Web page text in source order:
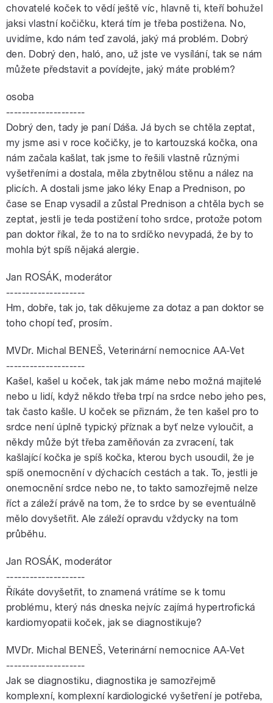
chovatelé koček to vědí ještě víc, hlavně ti, kteří bohužel
jaksi vlastní kočičku, která tím je třeba postižena. No,
uvidíme, kdo nám teď zavolá, jaký má problém. Dobrý
den. Dobrý den, haló, ano, už jste ve vysílání, tak se nám
můžete představit a povídejte, jaký máte problém?
osoba
--------------------
Dobrý den, tady je paní Dáša. Já bych se chtěla zeptat,
my jsme asi v roce kočičky, je to kartouzská kočka, ona
nám začala kašlat, tak jsme to řešili vlastně různými
vyšetřeními a dostala, měla zbytnělou stěnu a nález na
plicích. A dostali jsme jako léky Enap a Prednison, po
čase se Enap vysadil a zůstal Prednison a chtěla bych se
zeptat, jestli je teda postižení toho srdce, protože potom
pan doktor říkal, že to na to srdíčko nevypadá, že by to
mohla být spíš nějaká alergie.
Jan ROSÁK, moderátor
--------------------
Hm, dobře, tak jo, tak děkujeme za dotaz a pan doktor se
toho chopí teď, prosím.
MVDr. Michal BENEŠ, Veterinární nemocnice AA-Vet
--------------------
Kašel, kašel u koček, tak jak máme nebo možná majitelé
nebo u lidí, když někdo třeba trpí na srdce nebo jeho pes,
tak často kašle. U koček se přiznám, že ten kašel pro to
srdce není úplně typický příznak a byť nelze vyloučit, a
někdy může být třeba zaměňován za zvracení, tak
kašlající kočka je spíš kočka, kterou bych usoudil, že je
spíš onemocnění v dýchacích cestách a tak. To, jestli je
onemocnění srdce nebo ne, to takto samozřejmě nelze
říct a záleží právě na tom, že to srdce by se eventuálně
mělo dovyšetřit. Ale záleží opravdu vždycky na tom
průběhu.
Jan ROSÁK, moderátor
--------------------
Říkáte dovyšetřit, to znamená vrátíme se k tomu
problému, který nás dneska nejvíc zajímá hypertrofická
kardiomyopatii koček, jak se diagnostikuje?
MVDr. Michal BENEŠ, Veterinární nemocnice AA-Vet
--------------------
Jak se diagnostiku, diagnostika je samozřejmě
komplexní, komplexní kardiologické vyšetření je potřeba,